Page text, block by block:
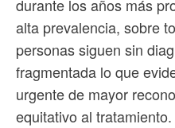
durante los años más
alta prevalencia, sobre
personas siguen sin
fragmentada lo que
urgente de mayor
equitativo al tratamiento.